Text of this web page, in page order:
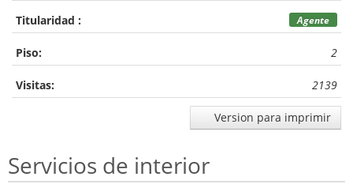
Titularidad : Agente
Piso: 2
Visitas: 2139
Version para imprimir
Servicios de interior